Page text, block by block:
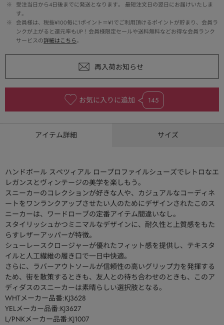
※
受注当日から4日後までに発送となります。 最短注文日の翌日にお届けいたしま
す。
※
会員様は、税抜¥100毎に1ポイント＝¥1でご利用頂けるポイントが貯まり、会員ラ
ンクが上がると還元率もUP！会員様限定セールや送料無料などお得な会員ランク
サービスの詳細はこちら。
お気に入りに追加 145
アイテム詳細 サイズ
ハンドボール スペツィアル ロープロファイルシューズでレトロなエ
レガンスとヴィンテージの美学を楽しもう。
スニーカーのコレクションが好きな人や、カジュアルなコーディネ
ートをワンランクアップさせたい人のためにデザインされたこのス
ニーカーは、ワードローブの定番アイテム間違いなし。
スタイリッシュかつミニマルなデザインに、耐久性と上質感をもた
らすレザーアッパーが特徴。
シューレースクロージャーが優れたフィット感を提供し、テキスタ
イルと人工繊維の履き口で一日中快適。
さらに、ラバーアウトソールが信頼性の高いグリップ力を発揮する
ため、街を散策するときも、友人との待ち合わせのときも、このア
ディダスのスニーカーは素晴らしい選択肢となる。
WHTメーカー品番:KJ3628
YELメーカー品番:KJ3627
L/PNKメーカー品番:KJ1007